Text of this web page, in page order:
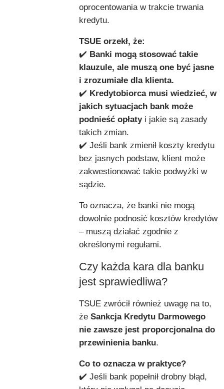
oprocentowania w trakcie trwania
kredytu.
TSUE orzekł, że:
✔️ Banki mogą stosować takie
klauzule, ale muszą one być jasne
i zrozumiałe dla klienta.
✔️ Kredytobiorca musi wiedzieć, w
jakich sytuacjach bank może
podnieść opłatyi jakie są zasady
takich zmian.
✔️ Jeśli bank zmienił koszty kredytu
bez jasnych podstaw, klient może
zakwestionować takie podwyżki w
sądzie.
To oznacza, że banki nie mogą
dowolnie podnosić kosztów kredytów
– muszą działać zgodnie z
określonymi regułami.
Czy każda kara dla banku
jest sprawiedliwa?
TSUE zwrócił również uwagę na to,
że Sankcja Kredytu Darmowego
nie zawsze jest proporcjonalna do
przewinienia banku.
Co to oznacza w praktyce?
✔️ Jeśli bank popełnił drobny błąd,